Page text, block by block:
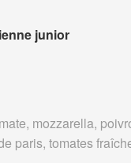
junior
mozzarella,
paris, tomates